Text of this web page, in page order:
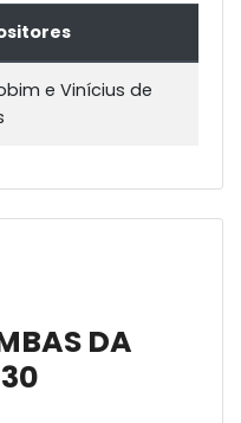
e Vinícius de
DA